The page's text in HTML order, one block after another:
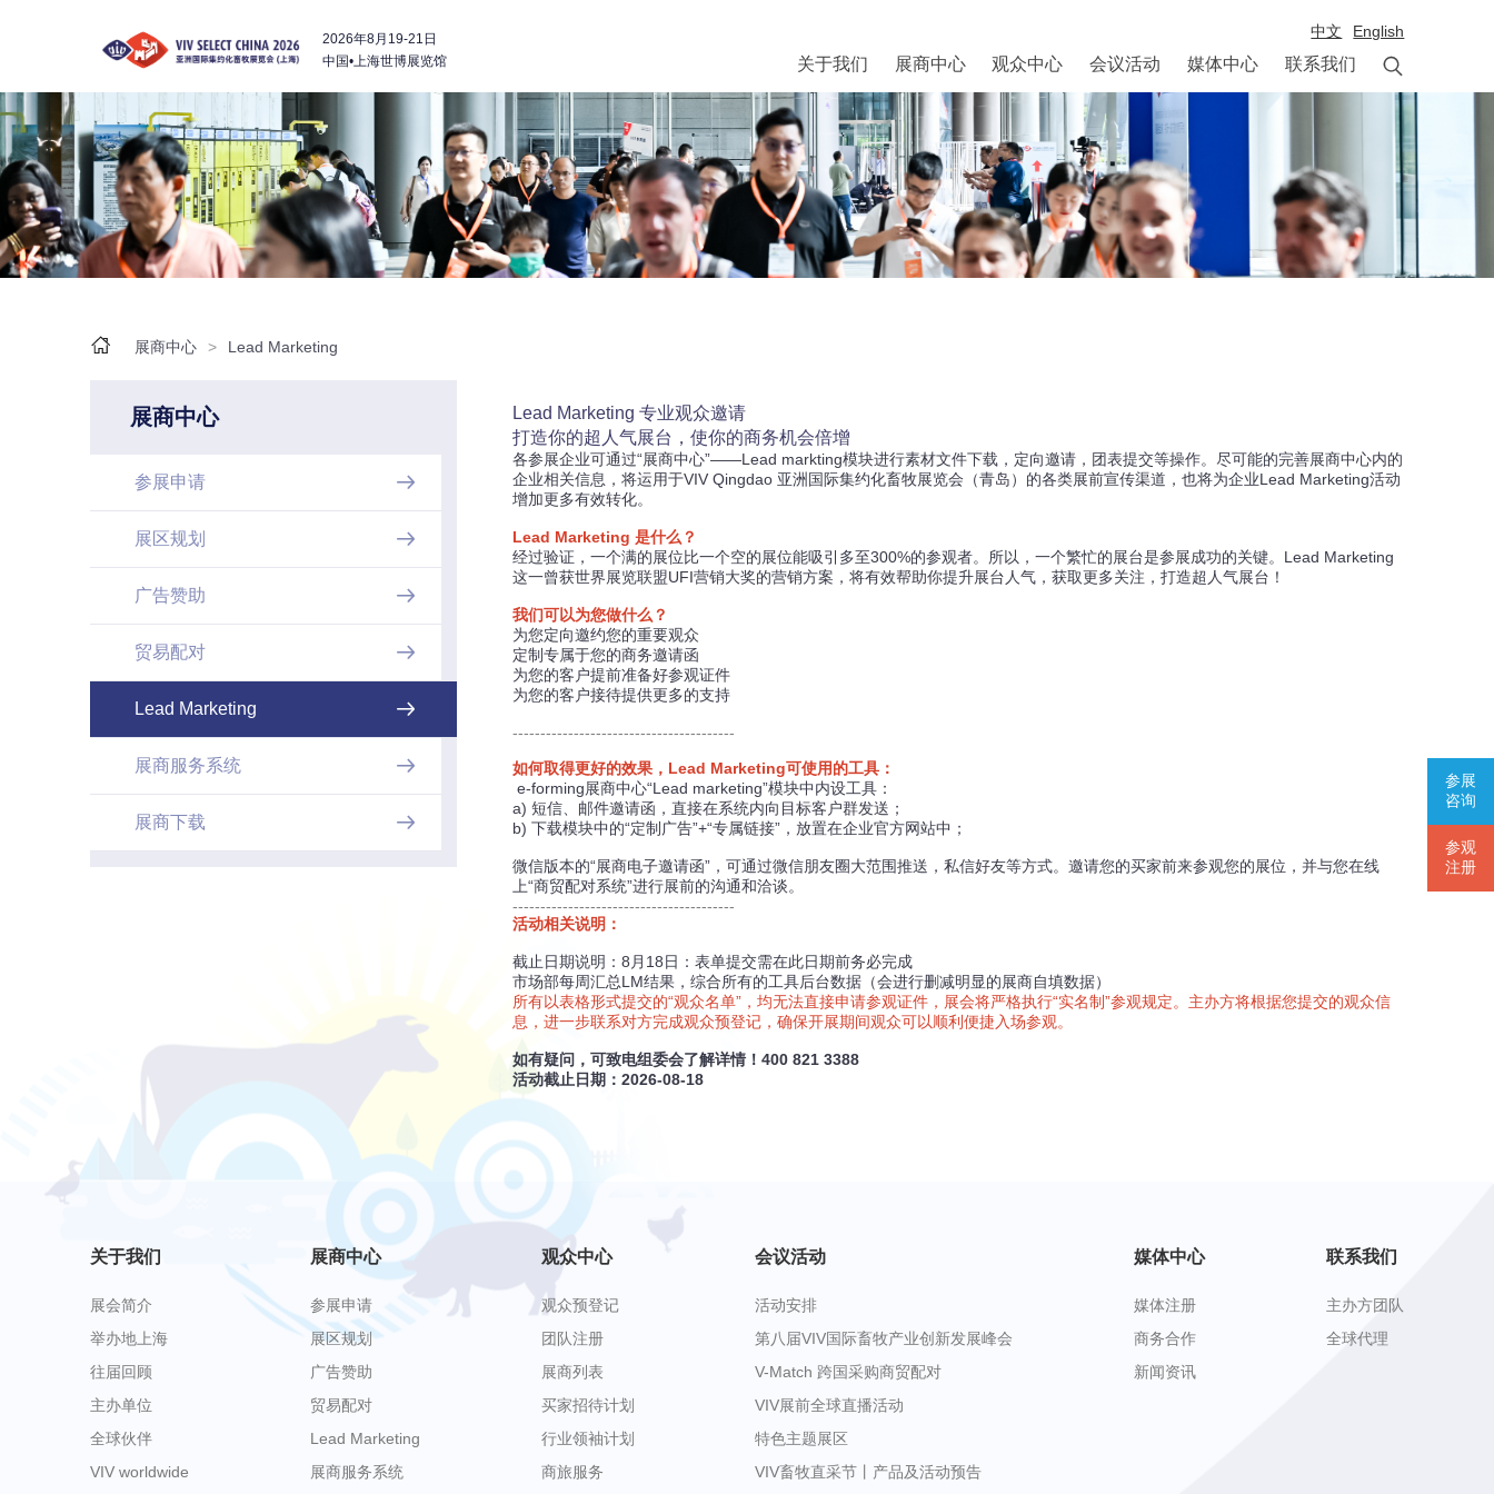
2026年8月19-21日
中国•上海世博展览馆
中文 English
关于我们 展商中心 观众中心 会议活动 媒体中心 联系我们 
参展
咨询
参观
注册
 展商中心 > Lead Marketing
展商中心
参展申请 
展区规划 
广告赞助 
贸易配对 
Lead Marketing 
展商服务系统 
展商下载 
Lead Marketing 专业观众邀请
打造你的超人气展台，使你的商务机会倍增
各参展企业可通过“展商中心”——Lead markting模块进行素材文件下载，定向邀请，团表提交等操作。尽可能的完善展商中心内的
企业相关信息，将运用于VIV Qingdao 亚洲国际集约化畜牧展览会（青岛）的各类展前宣传渠道，也将为企业Lead Marketing活动
增加更多有效转化。
Lead Marketing 是什么？
经过验证，一个满的展位比一个空的展位能吸引多至300%的参观者。所以，一个繁忙的展台是参展成功的关键。Lead Marketing
这一曾获世界展览联盟UFI营销大奖的营销方案，将有效帮助你提升展台人气，获取更多关注，打造超人气展台！
我们可以为您做什么？
为您定向邀约您的重要观众
定制专属于您的商务邀请函
为您的客户提前准备好参观证件
为您的客户接待提供更多的支持
----------------------------------------
如何取得更好的效果，Lead Marketing可使用的工具：
e-forming展商中心“Lead marketing”模块中内设工具：
a) 短信、邮件邀请函，直接在系统内向目标客户群发送；
b) 下载模块中的“定制广告”+“专属链接”，放置在企业官方网站中；
微信版本的“展商电子邀请函”，可通过微信朋友圈大范围推送，私信好友等方式。邀请您的买家前来参观您的展位，并与您在线
上“商贸配对系统”进行展前的沟通和洽谈。
----------------------------------------
活动相关说明：
截止日期说明：8月18日：表单提交需在此日期前务必完成
市场部每周汇总LM结果，综合所有的工具后台数据（会进行删减明显的展商自填数据）
所有以表格形式提交的“观众名单”，均无法直接申请参观证件，展会将严格执行“实名制”参观规定。主办方将根据您提交的观众信
息，进一步联系对方完成观众预登记，确保开展期间观众可以顺利便捷入场参观。
如有疑问，可致电组委会了解详情！400 821 3388
活动截止日期：2026-08-18
关于我们
展会简介
举办地上海
往届回顾
主办单位
全球伙伴
VIV worldwide
展商中心
参展申请
展区规划
广告赞助
贸易配对
Lead Marketing
展商服务系统
观众中心
观众预登记
团队注册
展商列表
买家招待计划
行业领袖计划
商旅服务
会议活动
活动安排
第八届VIV国际畜牧产业创新发展峰会
V-Match 跨国采购商贸配对
VIV展前全球直播活动
特色主题展区
VIV畜牧直采节丨产品及活动预告
媒体中心
媒体注册
商务合作
新闻资讯
联系我们
主办方团队
全球代理